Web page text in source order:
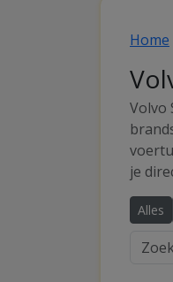
Home
Volvo
je
Alles